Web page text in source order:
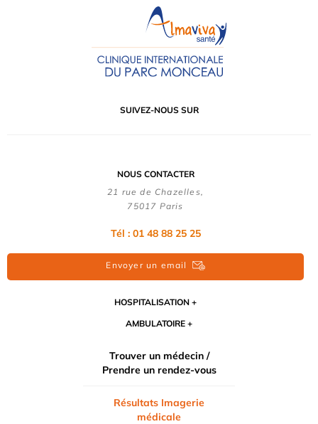
SUIVEZ-NOUS SUR
NOUS CONTACTER
21 rue de Chazelles,
75017 Paris
Tél : 01 48 88 25 25
Envoyer un email
HOSPITALISATION
AMBULATOIRE
Trouver un médecin /
Prendre un rendez-vous
Résultats Imagerie
médicale